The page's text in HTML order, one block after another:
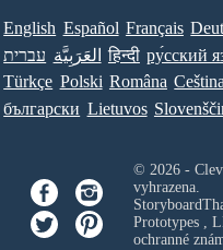
English Español Français
עברית العَرَبِيَّة हिन्दी ру́сский
Türkçe Polski Româna
български Lietuvos
© 2026 -
vyhrazena.
Prototypes ,
ochranné